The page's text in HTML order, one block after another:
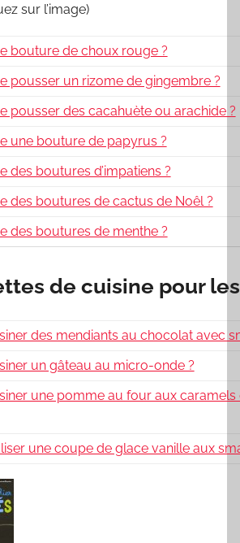
sur l’image)
bouture de choux rouge ?
pousser un rizome de gingembre ?
pousser des cacahuète ou arachide ?
une bouture de papyrus ?
des boutures d’impatiens ?
des boutures de cactus de Noêl ?
des boutures de menthe ?
de cuisine pour
des mendiants au chocolat avec
un gâteau au micro-onde ?
une pomme au four aux caramels
une coupe de glace vanille aux